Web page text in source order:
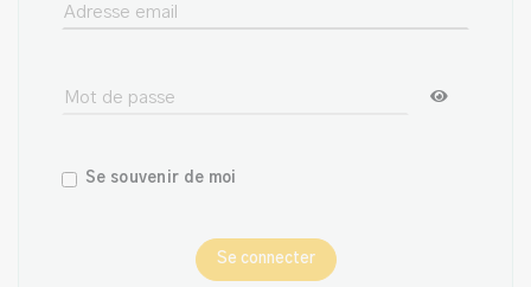
Se souvenir de moi
Se connecter